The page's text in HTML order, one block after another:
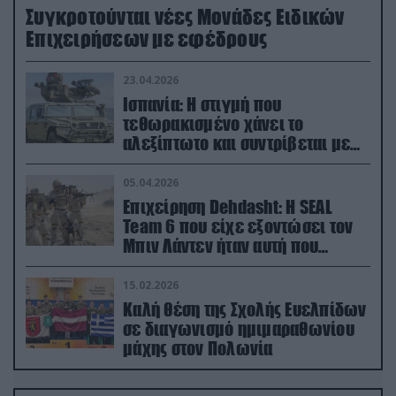
Συγκροτούνται νέες Μονάδες Ειδικών
Επιχειρήσεων με εφέδρους
23.04.2026
Ισπανία: Η στιγμή που
τεθωρακισμένο χάνει το
αλεξίπτωτο και συντρίβεται με
ορμή στο έδαφος (βίντεο)
05.04.2026
Επιχείρηση Dehdasht: Η SEAL
Team 6 που είχε εξοντώσει τον
Μπιν Λάντεν ήταν αυτή που
διέσωσε τον πιλότο του F-15
15.02.2026
Καλή θέση της Σχολής Ευελπίδων
σε διαγωνισμό ημιμαραθωνίου
μάχης στον Πολωνία